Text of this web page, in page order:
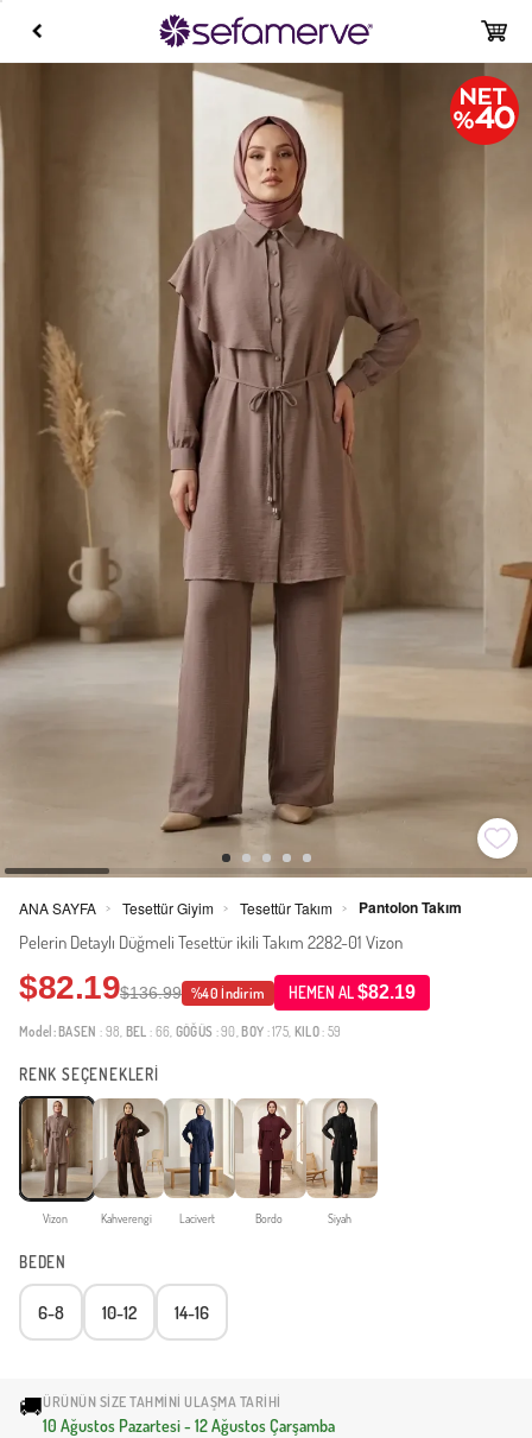
ANA SAYFA > Tesettür Giyim > Tesettür Takım > Pantolon Takım
Pelerin Detaylı Düğmeli Tesettür ikili Takım 2282-01 Vizon
$82.19$136.99 %40 İndirim HEMEN AL$82.19
Model: BASEN : 98, BEL : 66, GÖĞÜS : 90, BOY : 175, KILO: 59
RENK SEÇENEKLERİ
Vizon Kahverengi Lacivert Bordo Siyah
BEDEN
6-8 10-12 14-16
🚚ÜRÜNÜN SIZE TAHMINI ULAŞMA TARIHI
10 Ağustos Pazartesi - 12 Ağustos Çarşamba